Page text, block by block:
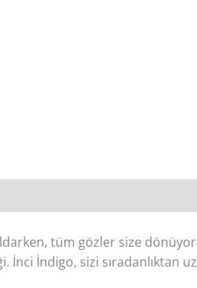
tüm gözler size
İndigo, sizi sıradanlıktan